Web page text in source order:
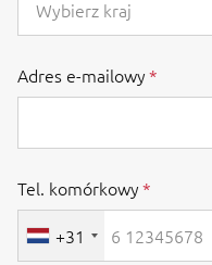
Wybierz kraj
Adres e-mailowy
Tel. komórkowy
+31